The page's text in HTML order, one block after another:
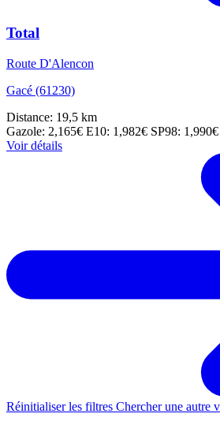
Total
Route D'Alencon
Gacé (61230)
Distance: 19,5 km
Gazole: 2,165€ E10: 1,982€ SP98: 1,990€
Voir détails
Réinitialiser les filtres Chercher une autre